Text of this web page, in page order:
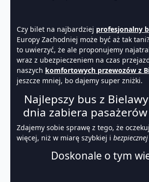
Czy bilet na najbardziej profesjonalny
Europy Zachodniej może być aż tak
to uwierzyć, że ale proponujemy
wraz z ubezpieczeniem na czas
naszych komfortowych przewozów z
jeszcze mniej, bo dajemy super zniżki.
Najlepszy bus z
dnia zabiera
Zdajemy sobie sprawę z tego, że
więcej, niż w miarę szybkiej i bezpiecznej
Doskonale o tym